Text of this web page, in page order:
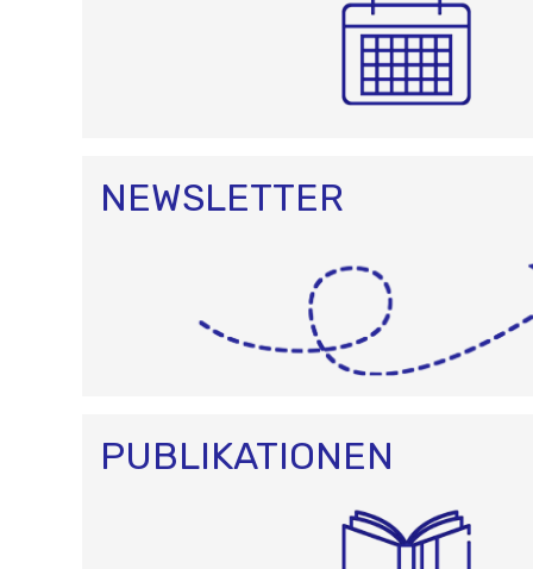
NEWSLETTER
PUBLIKATIONEN